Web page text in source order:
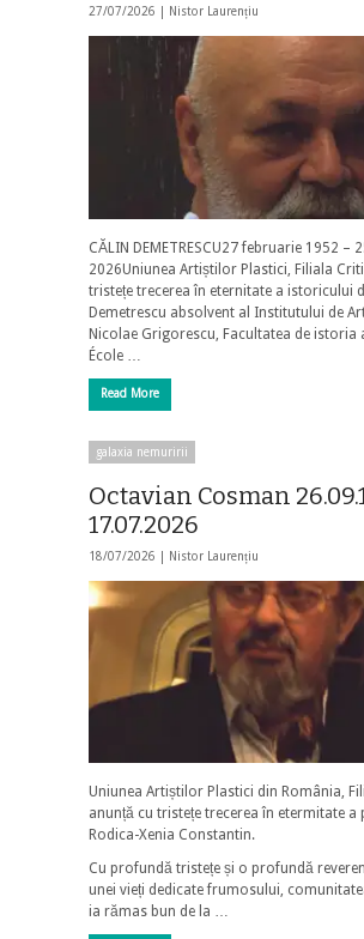
27/07/2026 | Nistor Laurențiu
CĂLIN DEMETRESCU27 februarie 1952 –
2026Uniunea Artiștilor Plastici, Filiala
tristețe trecerea în eternitate a istoricului
Demetrescu absolvent al Institutului de
Nicolae Grigorescu, Facultatea de istoria
École …
Read More
galaxia nemuririi
Octavian Cosman
17.07.2026
18/07/2026 | Nistor Laurențiu
Uniunea Artiștilor Plastici din România,
anunță cu tristețe trecerea în etermitate a
Rodica-Xenia Constantin.
Cu profundă tristețe și o profundă
unei vieți dedicate frumosului,
ia rămas bun de la …